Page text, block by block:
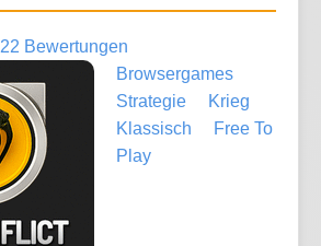
22 Bewertungen
Browsergames
Strategie
Krieg
Klassisch
Free To
Play